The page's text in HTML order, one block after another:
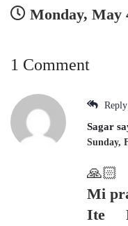
Monday, May
1 Comment
Reply
Sagar
Sunday,
🙏🏻
Mi
Ite